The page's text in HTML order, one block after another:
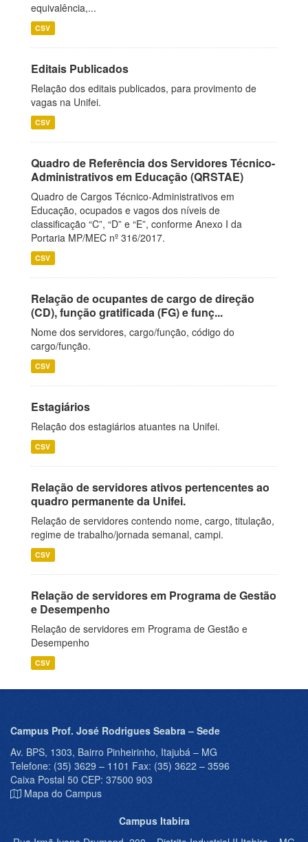
equivalência,...
CSV
Editais Publicados
Relação dos editais publicados, para provimento de
vagas na Unifei.
CSV
Quadro de Referência dos Servidores Técnico-
Administrativos em Educação (QRSTAE)
Quadro de Cargos Técnico-Administrativos em
Educação, ocupados e vagos dos níveis de
classificação “C”, “D” e “E”, conforme Anexo I da
Portaria MP/MEC nº 316/2017.
CSV
Relação de ocupantes de cargo de direção
(CD), função gratificada (FG) e funç...
Nome dos servidores, cargo/função, código do
cargo/função.
CSV
Estagiários
Relação dos estagiários atuantes na Unifei.
CSV
Relação de servidores ativos pertencentes ao
quadro permanente da Unifei.
Relação de servidores contendo nome, cargo, titulação,
regime de trabalho/jornada semanal, campi.
CSV
Relação de servidores em Programa de Gestão
e Desempenho
Relação de servidores em Programa de Gestão e
Desempenho
CSV
Campus Prof. José Rodrigues Seabra – Sede
Av. BPS, 1303, Bairro Pinheirinho, Itajubá – MG
Telefone: (35) 3629 – 1101 Fax: (35) 3622 – 3596
Caixa Postal 50 CEP: 37500 903
Mapa do Campus
Campus Itabira